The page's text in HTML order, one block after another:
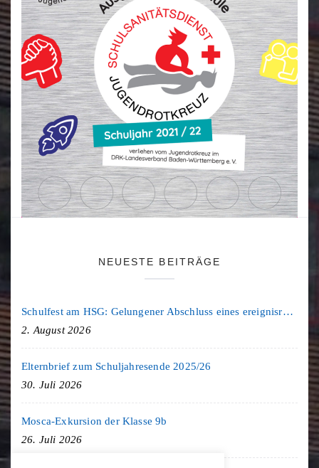
NEUESTE BEITRÄGE
Schulfest am HSG: Gelungener Abschluss eines ereignisreichen Schuljahres
2. August 2026
Elternbrief zum Schuljahresende 2025/26
30. Juli 2026
Mosca-Exkursion der Klasse 9b
26. Juli 2026